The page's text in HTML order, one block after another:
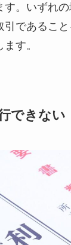
す。いずれ
引であるこ
す。
できない